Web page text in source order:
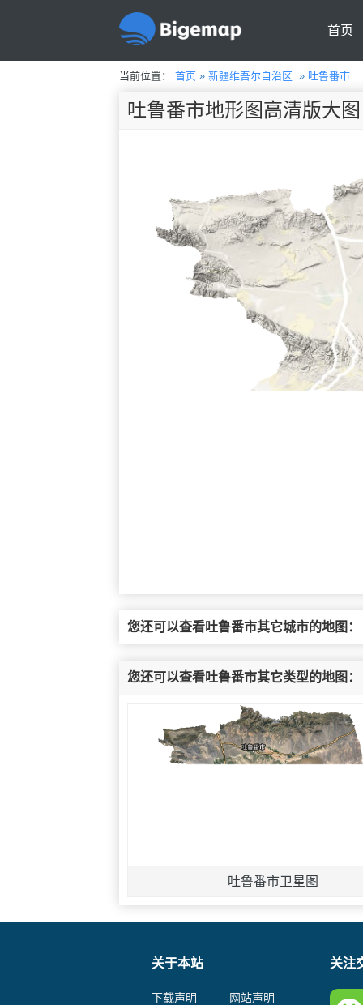
首页
当前位置： 首页» 新疆维吾尔自治区 » 吐鲁番市
吐鲁番市地形图高清版大图
您还可以查看吐鲁番市其它城市的地图：
您还可以查看吐鲁番市其它类型的地图：
吐鲁番市卫星图
关于本站
下载声明
网站声明
关注